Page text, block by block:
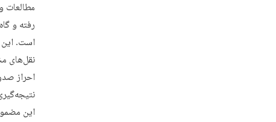
مطالعات
رفته و
است. این
نقل‌های
احراز
این